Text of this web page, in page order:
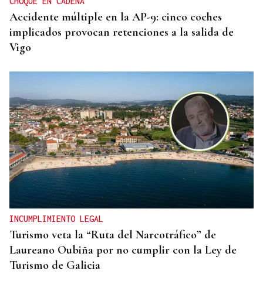
Accidente múltiple en la AP-9: cinco coches
implicados provocan retenciones a la salida de
Vigo
INCUMPLIMIENTO LEGAL
Turismo veta la “Ruta del Narcotráfico” de
Laureano Oubiña por no cumplir con la Ley de
Turismo de Galicia